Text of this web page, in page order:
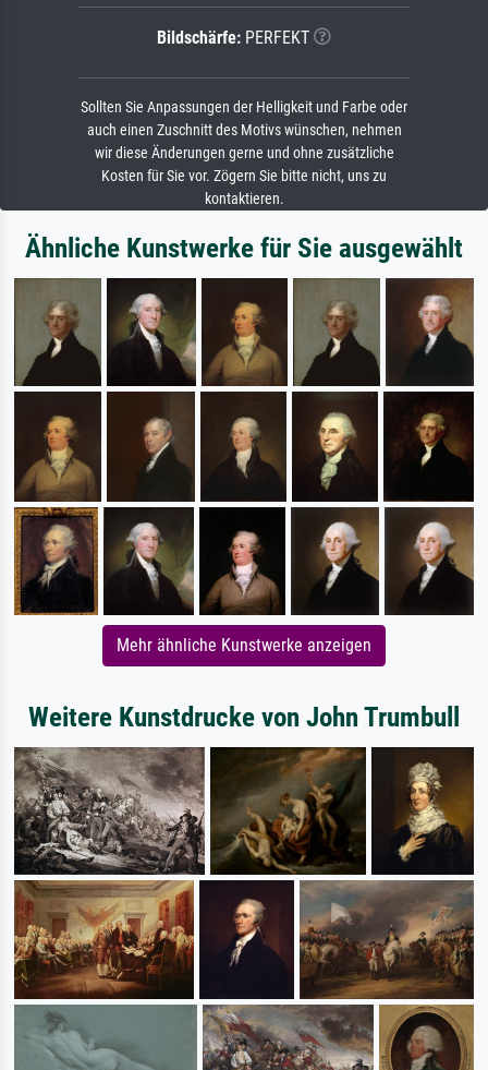
Bildschärfe: PERFEKT
Sollten Sie Anpassungen der Helligkeit und Farbe oder
auch einen Zuschnitt des Motivs wünschen, nehmen
wir diese Änderungen gerne und ohne zusätzliche
Kosten für Sie vor. Zögern Sie bitte nicht, uns zu
kontaktieren.
Ähnliche Kunstwerke für Sie ausgewählt
Mehr ähnliche Kunstwerke anzeigen
Weitere Kunstdrucke von John Trumbull